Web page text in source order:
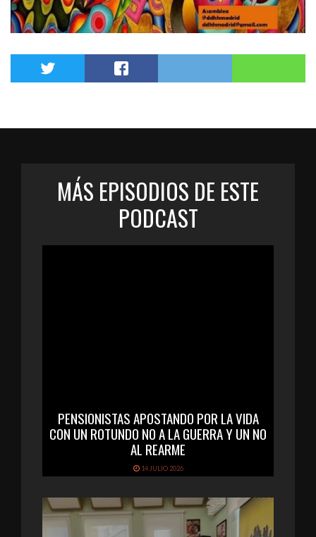
MÁS EPISODIOS DE ESTE
PODCAST
PENSIONISTAS APOSTANDO POR LA VIDA
CON UN ROTUNDO NO A LA GUERRA Y UN NO
AL REARME
14 JULIO 2026